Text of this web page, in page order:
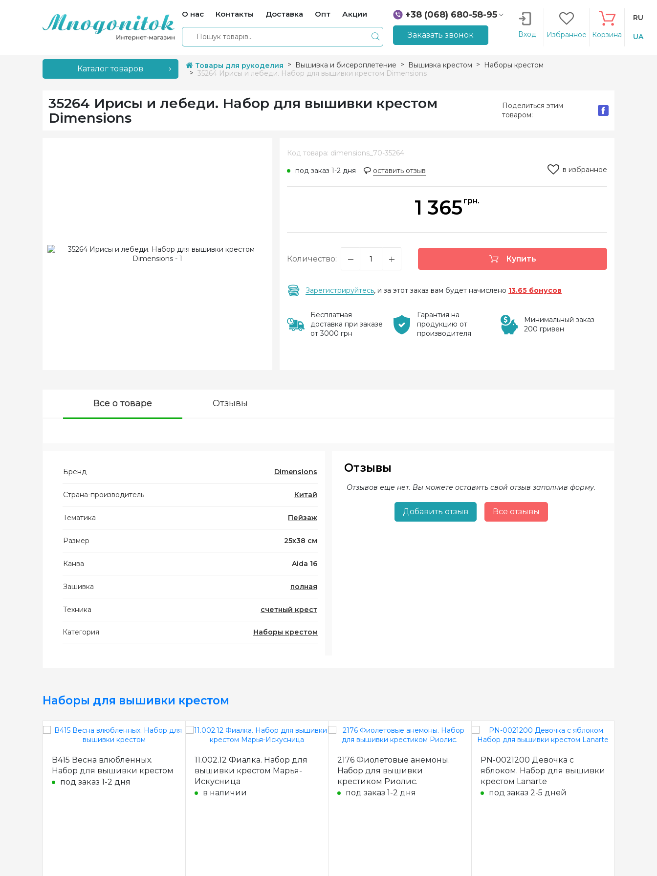
О нас Контакты Доставка Опт Акции
+38 (068) 680-58-95
+38 (066) 207-14-90
Заказать звонок Вход Избранное Корзина
RU
UA
Каталог товаров Товары для рукоделия Вышивка и бисероплетение Вышивка крестом
Наборы крестом
35264 Ирисы и лебеди. Набор для вышивки крестом Dimensions
35264 Ирисы и лебеди. Набор для вышивки крестом
Dimensions
Поделиться этим
товаром:
Код товара: dimensions_70-35264
под заказ 1-2 дня
оставить отзыв в избранное
1 365 грн.
Количество: Купить
Зарегистрируйтесь, и за этот заказ вам будет начислено 13.65 бонусов
Бесплатная
доставка при заказе
от 3000 грн
Гарантия на
продукцию от
производителя
Минимальный заказ
200 гривен
Все о товаре Отзывы
Бренд Dimensions
Страна-производитель Китай
Тематика Пейзаж
Размер 25х38 см
Канва Aida 16
Зашивка полная
Техника счетный крест
Категория Наборы крестом
Отзывы
Отзывов еще нет. Вы можете оставить свой отзыв заполнив форму.
Добавить отзыв Все отзывы
Наборы для вышивки крестом
B415 Весна влюбленных.
Набор для вышивки крестом
под заказ 1-2 дня
11.002.12 Фиалка. Набор для
вышивки крестом Марья-
Искусница
в наличии
2176 Фиолетовые анемоны.
Набор для вышивки
крестиком Риолис.
под заказ 1-2 дня
PN-0021200 Девочка с
яблоком. Набор для вышивки
крестом Lanarte
под заказ 2-5 дней